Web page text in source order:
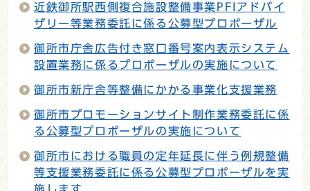
近鉄御所駅西側複合施設整備事業PFIアドバイ
ザリー等業務委託に係る公募型プロポーザル
御所市庁舎広告付き窓口番号案内表示システム
設置業務に係るプロポーザルの実施について
御所市新庁舎等整備にかかる事業化支援業務
御所市プロモーションサイト制作業務委託に係
る公募型プロポーザルの実施について
御所市における職員の定年延長に伴う例規整備
等支援業務委託に係る公募型プロポーザルを実
施します